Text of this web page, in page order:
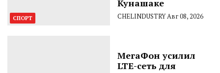
СПОРТ
Кунашаке
CHELINDUSTRYАвг 08, 2026
МегаФон усилил
LTE-сеть для